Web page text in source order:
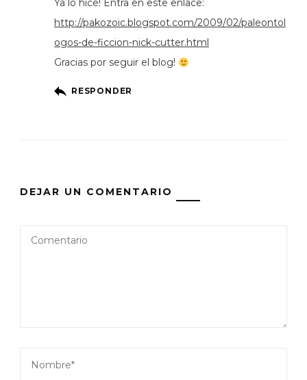
Ya lo hice! Entra en este enlace:
http://pakozoic.blogspot.com/2009/02/paleontol
ogos-de-ficcion-nick-cutter.html
Gracias por seguir el blog!
RESPONDER
DEJAR UN COMENTARIO